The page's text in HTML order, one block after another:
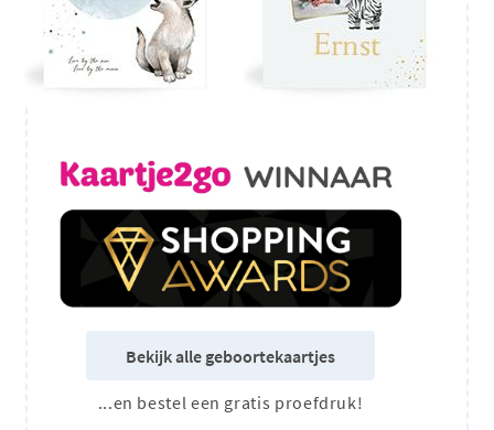
Bekijk alle geboortekaartjes
...en bestel een gratis proefdruk!